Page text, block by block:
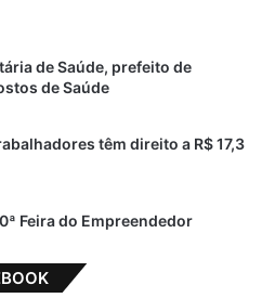
de Saúde, prefeito de
de Saúde
têm direito a R$ 17,3
Feira do Empreendedor